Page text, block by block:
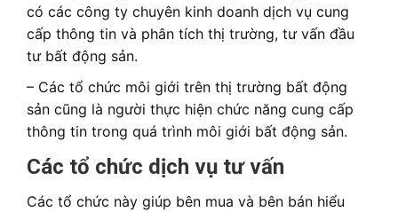
có các công ty chuyên kinh doanh dịch vụ cung
cấp thông tin và phân tích thị trường, tư vấn đầu
tư bất động sản.
– Các tổ chức môi giới trên thị trường bất động
sản cũng là người thực hiện chức năng cung cấp
thông tin trong quá trình môi giới bất động sản.
Các tổ chức dịch vụ tư vấn
Các tổ chức này giúp bên mua và bên bán hiểu